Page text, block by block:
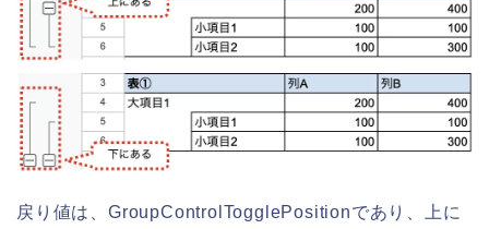
戻り値は、GroupControlTogglePositionであり、上に